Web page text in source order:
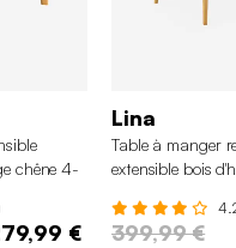
chêne 4-
€
Lina
Table à manger
extensible bois
399,99 €